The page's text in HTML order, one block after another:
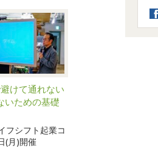
避けて通れない
いための基礎
フシフト起業コ
(月)開催